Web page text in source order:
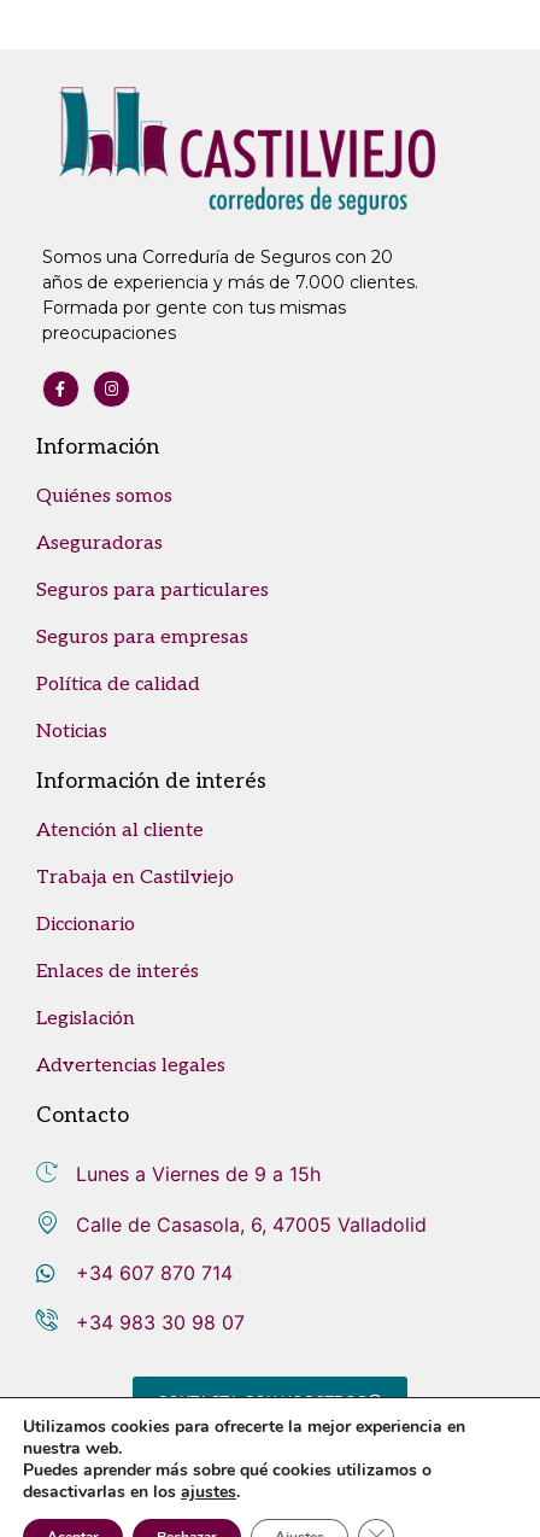
Somos una Correduría de Seguros con 20
años de experiencia y más de 7.000 clientes.
Formada por gente con tus mismas
preocupaciones
Información
Quiénes somos
Aseguradoras
Seguros para particulares
Seguros para empresas
Política de calidad
Noticias
Información de interés
Atención al cliente
Trabaja en Castilviejo
Diccionario
Enlaces de interés
Legislación
Advertencias legales
Contacto
Lunes a Viernes de 9 a 15h
Calle de Casasola, 6, 47005 Valladolid
+34 607 870 714
+34 983 30 98 07
CONTACTA CON NOSOTROS
Aviso legalPolítica de privacidad
Utilizamos cookies para ofrecerte la mejor experiencia en
nuestra web.
Puedes aprender más sobre qué cookies utilizamos o
desactivarlas en los ajustes.
Cerrar el banner de